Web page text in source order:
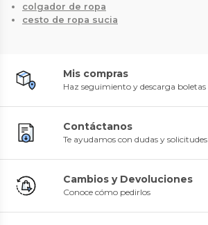
colgador de ropa
cesto de ropa sucia
Mis compras
Haz seguimiento y descarga boletas
Contáctanos
Te ayudamos con dudas y solicitudes
Cambios y Devoluciones
Conoce cómo pedirlos